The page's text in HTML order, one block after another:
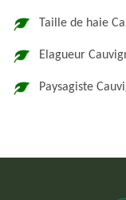
Taille de haie
Elagueur
Paysagiste